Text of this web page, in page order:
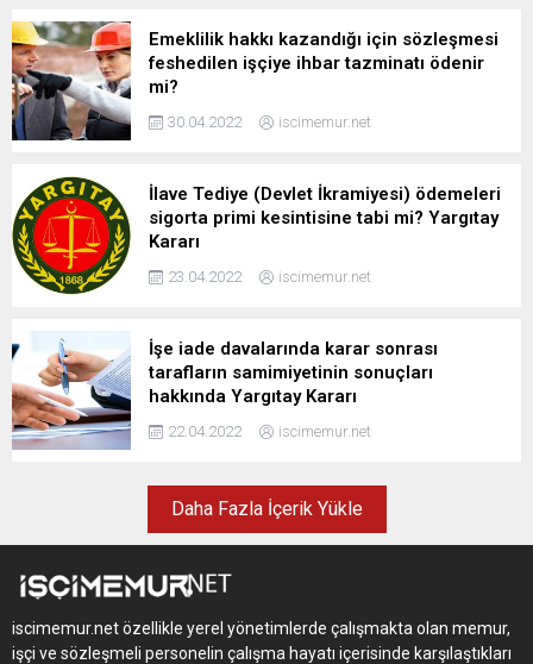
Emeklilik hakkı kazandığı için sözleşmesi
feshedilen işçiye ihbar tazminatı ödenir
mi?
30.04.2022 iscimemur.net
İlave Tediye (Devlet İkramiyesi) ödemeleri
sigorta primi kesintisine tabi mi? Yargıtay
Kararı
23.04.2022 iscimemur.net
İşe iade davalarında karar sonrası
tarafların samimiyetinin sonuçları
hakkında Yargıtay Kararı
22.04.2022 iscimemur.net
Daha Fazla İçerik Yükle
iscimemur.net özellikle yerel yönetimlerde çalışmakta olan memur,
işçi ve sözleşmeli personelin çalışma hayatı içerisinde karşılaştıkları